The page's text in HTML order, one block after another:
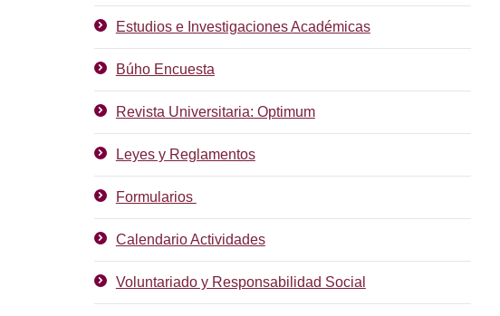
Estudios e Investigaciones Académicas
Búho Encuesta
Revista Universitaria: Optimum
Leyes y Reglamentos
Formularios
Calendario Actividades
Voluntariado y Responsabilidad Social